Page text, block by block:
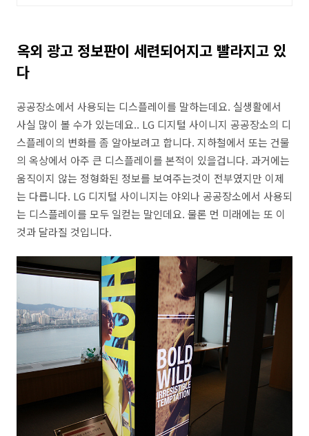
옥외 광고 정보판이 세련되어지고 빨라지고 있
다
공공장소에서 사용되는 디스플레이를 말하는데요. 실생활에서
사실 많이 볼 수가 있는데요.. LG 디지털 사이니지 공공장소의 디
스플레이의 변화를 좀 알아보려고 합니다. 지하철에서 또는 건물
의 옥상에서 아주 큰 디스플레이를 본적이 있을겁니다. 과거에는
움직이지 않는 정형화된 정보를 보여주는것이 전부였지만 이제
는 다릅니다. LG 디지털 사이니지는 야외나 공공장소에서 사용되
는 디스플레이를 모두 일컫는 말인데요. 물론 먼 미래에는 또 이
것과 달라질 것입니다.